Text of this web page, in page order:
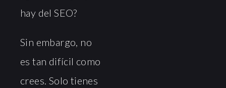
hay del SEO?
Sin embargo, no
es tan difícil como
crees. Solo tienes